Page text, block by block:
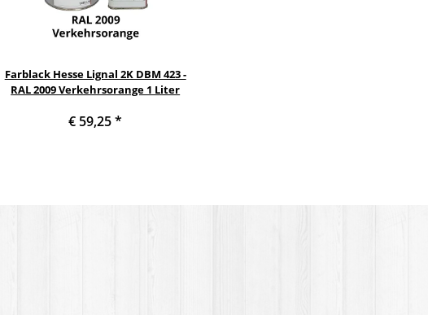
Farblack Hesse Lignal 2K DBM 423 -
RAL 2009 Verkehrsorange 1 Liter
€ 59,25*